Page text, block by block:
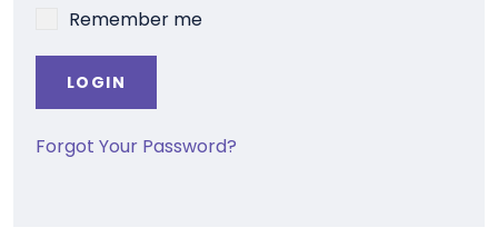
Remember me
LOGIN
Forgot Your Password?